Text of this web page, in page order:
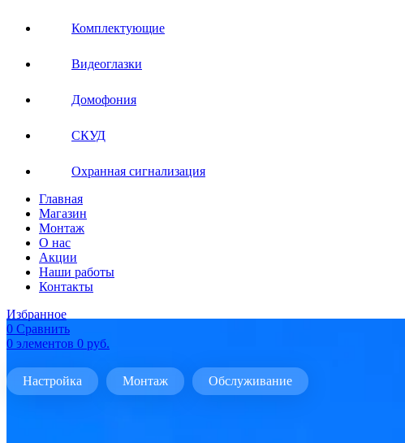
Комплектующие
Видеоглазки
Домофония
СКУД
Охранная сигнализация
Главная
Магазин
Монтаж
О нас
Акции
Наши работы
Контакты
Избранное
0 Сравнить
0 элементов 0 руб.
Настройка Монтаж Обслуживание